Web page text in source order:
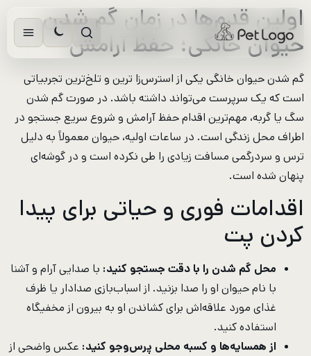
پرش
محتوا
اولین قدم‌ها در زمان گم شدن
حیوان خانگی؛ حفظ آرامش
گم شدن حیوان خانگی یکی از استرس‌زا ترین و تلخ‌ترین تجربیاتی
است که یک سرپرست می‌تواند داشته باشد. در صورت گم شدن
سگ یا گربه، مهم‌ترین اقدام حفظ آرامش و شروع سریع جستجو در
اطراف محل زندگی است. در ساعات اولیه، حیوان معمولاً به دلیل
ترس و سردرگمی مسافت زیادی را طی نکرده است و در گوشه‌ای
پنهان شده است.
اقدامات فوری و حیاتی برای پیدا
کردن پت
محل گم شدن را با دقت جستجو کنید: با صدایی آرام و آشنا
با نام حیوان او را صدا بزنید. از اسباب‌بازی صدادار یا ظرف
غذای مورد علاقه‌اش برای کشاندن او به بیرون از مخفیگاه
استفاده کنید.
از همسایه‌ها و کسبه محلی پرس‌وجو کنید: عکس واضحی از